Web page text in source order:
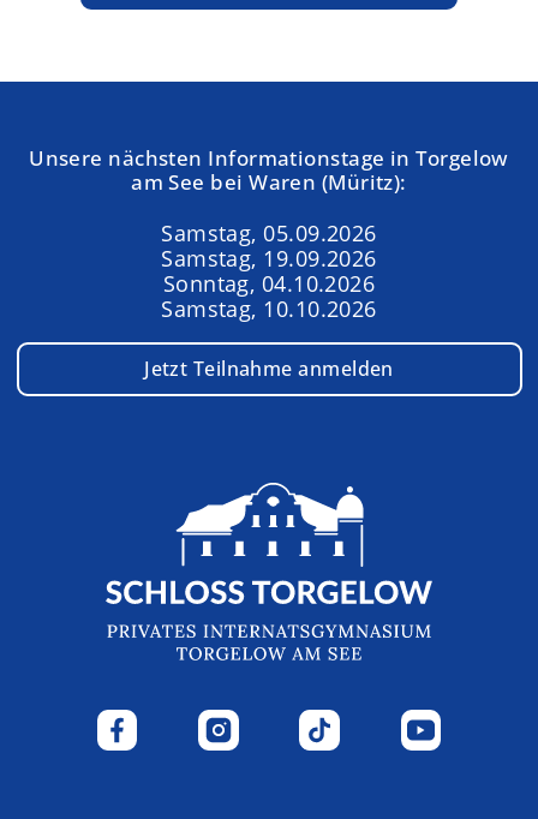
Unsere nächsten Informationstage in Torgelow
am See bei Waren (Müritz):
Samstag, 05.09.2026
Samstag, 19.09.2026
Sonntag, 04.10.2026
Samstag, 10.10.2026
Jetzt Teilnahme anmelden